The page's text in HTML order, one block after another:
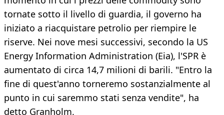
tornate sotto il livello di guardia, il governo ha
iniziato a riacquistare petrolio per riempire le
riserve. Nei nove mesi successivi, secondo la US
Energy Information Administration (Eia), l'SPR è
aumentato di circa 14,7 milioni di barili. "Entro la
fine di quest'anno torneremo sostanzialmente al
punto in cui saremmo stati senza vendite", ha
detto Granholm.